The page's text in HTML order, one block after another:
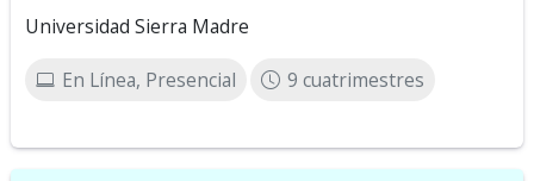
Universidad Sierra Madre
En Línea, Presencial 9 cuatrimestres